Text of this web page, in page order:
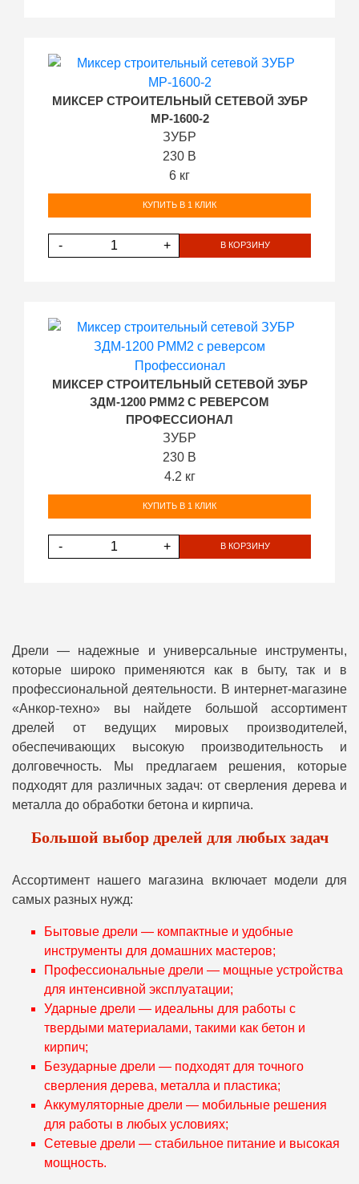
МИКСЕР СТРОИТЕЛЬНЫЙ СЕТЕВОЙ ЗУБР
МР-1600-2
ЗУБР
230 В
6 кг
КУПИТЬ В 1 КЛИК
- + В КОРЗИНУ
МИКСЕР СТРОИТЕЛЬНЫЙ СЕТЕВОЙ ЗУБР
ЗДМ-1200 РММ2 С РЕВЕРСОМ
ПРОФЕССИОНАЛ
ЗУБР
230 В
4.2 кг
КУПИТЬ В 1 КЛИК
- + В КОРЗИНУ
Дрели — надежные и универсальные инструменты,
которые широко применяются как в быту, так и в
профессиональной деятельности. В интернет-магазине
«Анкор-техно» вы найдете большой ассортимент
дрелей от ведущих мировых производителей,
обеспечивающих высокую производительность и
долговечность. Мы предлагаем решения, которые
подходят для различных задач: от сверления дерева и
металла до обработки бетона и кирпича.
Большой выбор дрелей для любых задач
Ассортимент нашего магазина включает модели для
самых разных нужд:
Бытовые дрели — компактные и удобные
инструменты для домашних мастеров;
Профессиональные дрели — мощные устройства
для интенсивной эксплуатации;
Ударные дрели — идеальны для работы с
твердыми материалами, такими как бетон и
кирпич;
Безударные дрели — подходят для точного
сверления дерева, металла и пластика;
Аккумуляторные дрели — мобильные решения
для работы в любых условиях;
Сетевые дрели — стабильное питание и высокая
мощность.